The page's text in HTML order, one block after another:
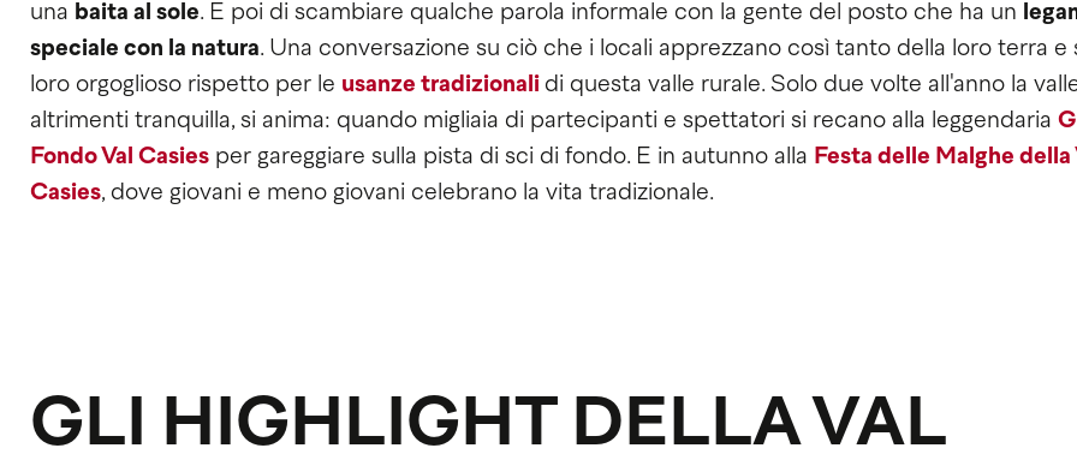
una baita al sole. E poi di scambiare qualche parola informale con la gente del posto che ha un
speciale con la natura. Una conversazione su ciò che i locali apprezzano così tanto della loro terra e
loro orgoglioso rispetto per le usanze tradizionali di questa valle rurale. Solo due volte all'anno la
altrimenti tranquilla, si anima: quando migliaia di partecipanti e spettatori si recano alla leggendaria
Fondo Val Casies per gareggiare sulla pista di sci di fondo. E in autunno alla Festa delle Malghe della
Casies, dove giovani e meno giovani celebrano la vita tradizionale.
GLI HIGHLIGHT DELLA VAL